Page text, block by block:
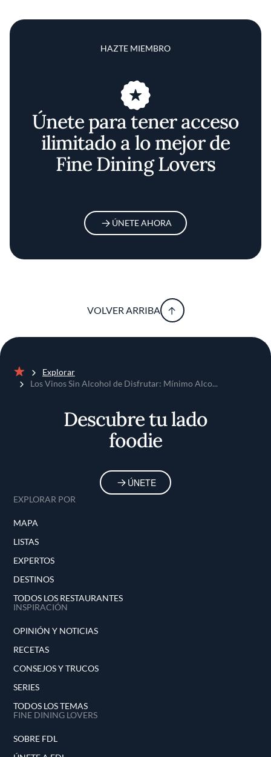
HAZTE MIEMBRO
Únete para tener acceso
ilimitado a lo mejor de
Fine Dining Lovers
ÚNETE AHORA
VOLVER ARRIBA
Inicio
Explorar
Los Vinos Sin Alcohol de Disfrutar: Mínimo Alco...
Descubre tu lado
foodie
ÚNETE
EXPLORAR POR
MAPA
LISTAS
EXPERTOS
DESTINOS
TODOS LOS RESTAURANTES
INSPIRACIÓN
OPINIÓN Y NOTICIAS
RECETAS
CONSEJOS Y TRUCOS
SERIES
TODOS LOS TEMAS
FINE DINING LOVERS
SOBRE FDL